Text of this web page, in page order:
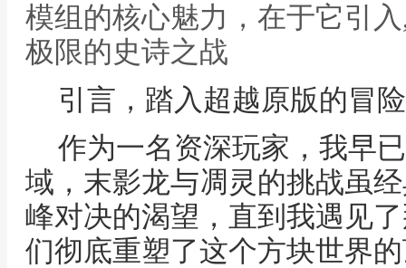
模组的核心魅力，在于它引
极限的史诗之战
引言，踏入超越原版的冒
作为一名资深玩家，我早
域，末影龙与凋灵的挑战虽
峰对决的渴望，直到我遇见
们彻底重塑了这个方块世界